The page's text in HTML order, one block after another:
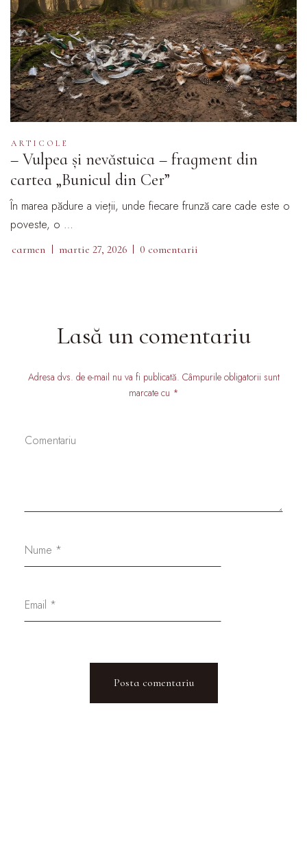
ARTICOLE
– Vulpea și nevăstuica – fragment din
cartea „Bunicul din Cer”
În marea pădure a vieții, unde fiecare frunză care cade este o
poveste, o …
carmen martie 27, 2026 0 comentarii
Lasă un comentariu
Adresa dvs. de e-mail nu va fi publicată. Câmpurile obligatorii sunt
marcate cu *